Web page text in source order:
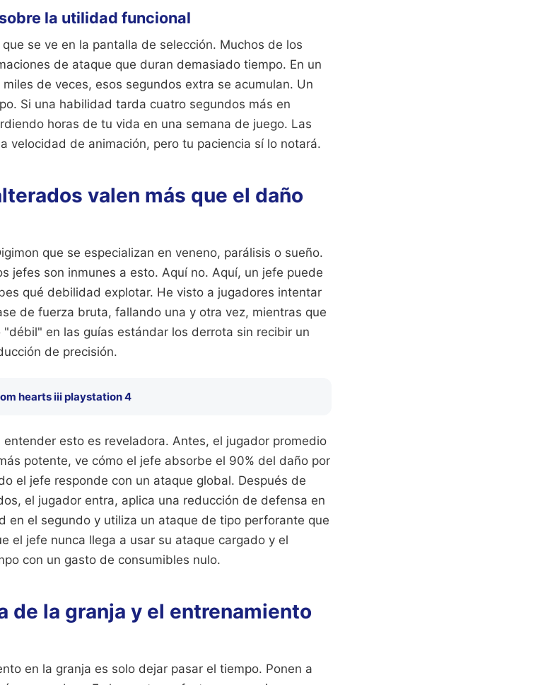
la utilidad funcional
se ve en la pantalla de selección. Muchos de los
de ataque que duran demasiado tiempo. En un
de veces, esos segundos extra se acumulan. Un
Si una habilidad tarda cuatro segundos más en
horas de tu vida en una semana de juego. Las
velocidad de animación, pero tu paciencia sí lo notará.
valen más que el daño
que se especializan en veneno, parálisis o sueño.
jefes son inmunes a esto. Aquí no. Aquí, un jefe puede
qué debilidad explotar. He visto a jugadores intentar
de fuerza bruta, fallando una y otra vez, mientras que
en las guías estándar los derrota sin recibir un
de precisión.
hearts iii playstation 4
esto es reveladora. Antes, el jugador promedio
potente, ve cómo el jefe absorbe el 90% del daño por
el jefe responde con un ataque global. Después de
el jugador entra, aplica una reducción de defensa en
en el segundo y utiliza un ataque de tipo perforante que
el jefe nunca llega a usar su ataque cargado y el
con un gasto de consumibles nulo.
de la granja y el entrenamiento
en la granja es solo dejar pasar el tiempo. Ponen a